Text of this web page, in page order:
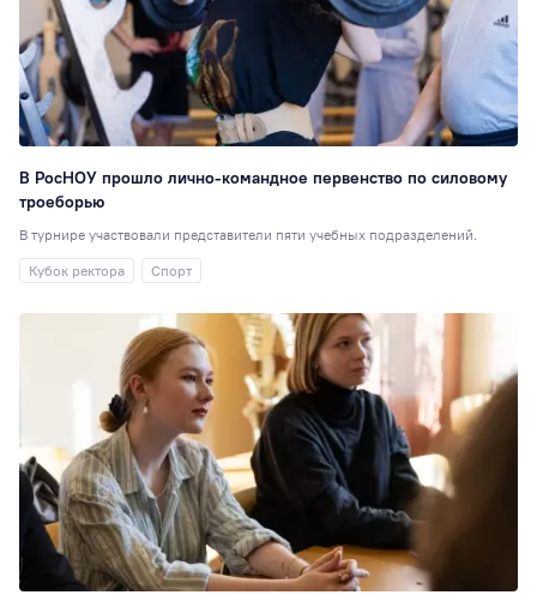
В РосНОУ прошло лично-командное первенство по силовому
троеборью
В турнире участвовали представители пяти учебных подразделений.
Кубок ректора
Спорт